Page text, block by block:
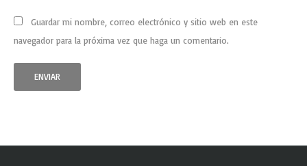
Guardar mi nombre, correo electrónico y sitio web en este
navegador para la próxima vez que haga un comentario.